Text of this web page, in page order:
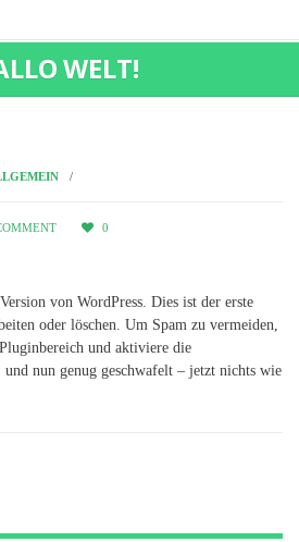
WELT!
0
von WordPress. Dies ist der erste
oder löschen. Um Spam zu vermeiden,
und aktiviere die
und nun genug geschwafelt – jetzt nichts wie